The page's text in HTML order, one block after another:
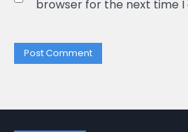
browser for the next time